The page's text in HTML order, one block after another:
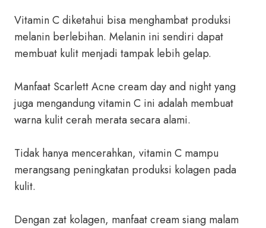
Vitamin C diketahui bisa menghambat produksi
melanin berlebihan. Melanin ini sendiri dapat
membuat kulit menjadi tampak lebih gelap.
Manfaat Scarlett Acne cream day and night yang
juga mengandung vitamin C ini adalah membuat
warna kulit cerah merata secara alami.
Tidak hanya mencerahkan, vitamin C mampu
merangsang peningkatan produksi kolagen pada
kulit.
Dengan zat kolagen, manfaat cream siang malam